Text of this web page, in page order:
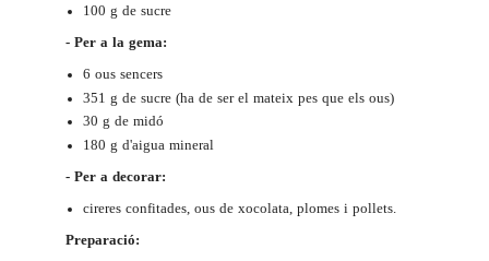
100 g de sucre
- Per a la gema:
6 ous sencers
351 g de sucre (ha de ser el mateix pes que els ous)
30 g de midó
180 g d'aigua mineral
- Per a decorar:
cireres confitades, ous de xocolata, plomes i pollets.
Preparació: